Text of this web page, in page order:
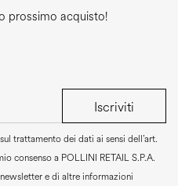
prossimo acquisto!
Iscriviti
trattamento dei dati ai sensi dell’art.
consenso a POLLINI RETAIL S.P.A.
e di altre informazioni